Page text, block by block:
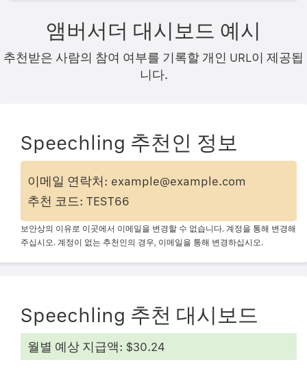
앰버서더 대시보드 예시
추천받은 사람의 참여 여부를 기록할 개인 URL이 제공됩
니다.
Speechling 추천인 정보
이메일 연락처: example@example.com
추천 코드: TEST66
보안상의 이유로 이곳에서 이메일을 변경할 수 없습니다. 계정을 통해 변경해
주십시오. 계정이 없는 추천인의 경우, 이메일을 통해 변경하십시오.
Speechling 추천 대시보드
월별 예상 지급액: $30.24